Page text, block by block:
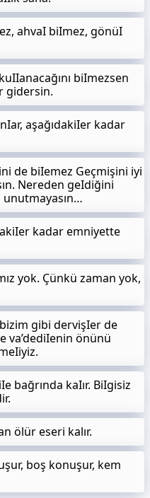
ahvaI biImez, gönüI
biImezsen
gidersin.
aşağıdakiIer kadar
de biIemez Geçmişini iyi
Nereden geIdiğini
kadar emniyette
yok. Çünkü zaman yok,
bizim gibi dervişIer de
va’dediIenin önünü
bağrında kaIır. BiIgisiz
ölür eseri kalır.
boş konuşur, kem